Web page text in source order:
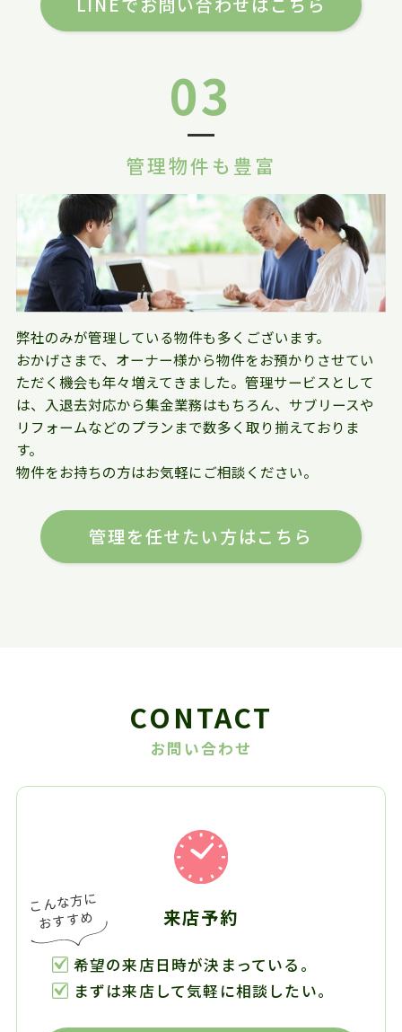
03
管理物件も豊富
弊社のみが管理している物件も多くございます。
おかげさまで、オーナー様から物件をお預かりさせてい
ただく機会も年々増えてきました。管理サービスとして
は、入退去対応から集金業務はもちろん、サブリースや
リフォームなどのプランまで数多く取り揃えておりま
す。
物件をお持ちの方はお気軽にご相談ください。
管理を任せたい方はこちら
CONTACT
お問い合わせ
来店予約
希望の来店日時が決まっている。
まずは来店して気軽に相談したい。